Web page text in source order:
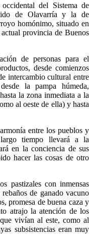
del Sistema de
de Olavarría y la de
homónimo, situado en
provincia de Buenos
de personas para el
desde comienzos
intercambio cultural entre
la pampa húmeda,
la zona inmediata a la
al oeste de ella) y hasta
entre los pueblos y
tiempo llevará a la
en la conciencia de sus
hacer las cosas de otro
pastizales con inmensas
de ganado vacuno
promesa de buena caza y
atrajo la atención de los
vivían al este, como al
subsistencias eran muy